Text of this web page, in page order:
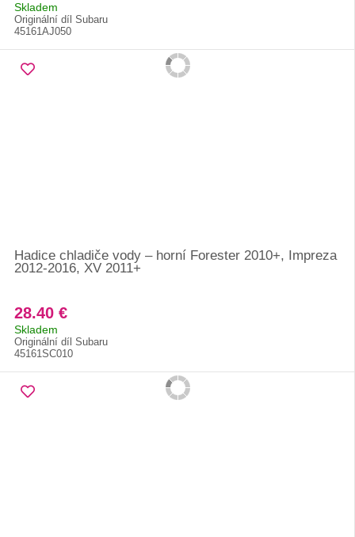
Skladem
Originální díl Subaru
45161AJ050
Hadice chladiče vody – horní Forester 2010+, Impreza
2012-2016, XV 2011+
28.40 €
Skladem
Originální díl Subaru
45161SC010